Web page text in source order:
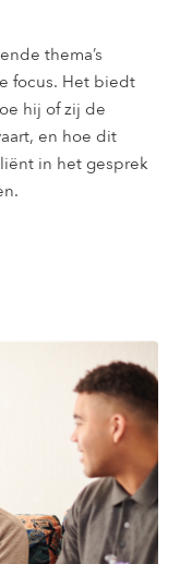
thema’s
focus. Het biedt
hij of zij de
en hoe dit
in het gesprek